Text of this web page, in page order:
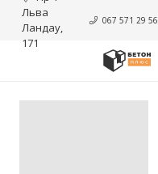
Льва
Ландау,
171
067 571 29 56